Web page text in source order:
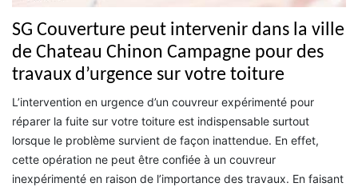
SG Couverture peut intervenir dans la ville
de Chateau Chinon Campagne pour des
travaux d’urgence sur votre toiture
L’intervention en urgence d’un couvreur expérimenté pour
réparer la fuite sur votre toiture est indispensable surtout
lorsque le problème survient de façon inattendue. En effet,
cette opération ne peut être confiée à un couvreur
inexpérimenté en raison de l’importance des travaux. En faisant